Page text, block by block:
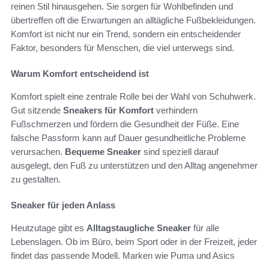
reinen Stil hinausgehen. Sie sorgen für Wohlbefinden und
übertreffen oft die Erwartungen an alltägliche Fußbekleidungen.
Komfort ist nicht nur ein Trend, sondern ein entscheidender
Faktor, besonders für Menschen, die viel unterwegs sind.
Warum Komfort entscheidend ist
Komfort spielt eine zentrale Rolle bei der Wahl von Schuhwerk.
Gut sitzende Sneakers für Komfort verhindern
Fußschmerzen und fördern die Gesundheit der Füße. Eine
falsche Passform kann auf Dauer gesundheitliche Probleme
verursachen. Bequeme Sneaker sind speziell darauf
ausgelegt, den Fuß zu unterstützen und den Alltag angenehmer
zu gestalten.
Sneaker für jeden Anlass
Heutzutage gibt es Alltagstaugliche Sneaker für alle
Lebenslagen. Ob im Büro, beim Sport oder in der Freizeit, jeder
findet das passende Modell. Marken wie Puma und Asics